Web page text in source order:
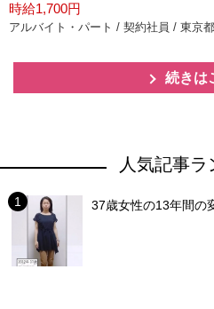
時給1,700円
アルバイト・パート / 契約社員 / 東京都
続きは
人気記事
37歳女性の13年間の